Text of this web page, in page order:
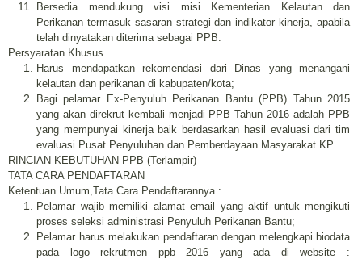
Bersedia mendukung visi misi Kementerian Kelautan dan
Perikanan termasuk sasaran strategi dan indikator kinerja, apabila
telah dinyatakan diterima sebagai PPB.
Persyaratan Khusus
Harus mendapatkan rekomendasi dari Dinas yang menangani
kelautan dan perikanan di kabupaten/kota;
Bagi pelamar Ex-Penyuluh Perikanan Bantu (PPB) Tahun 2015
yang akan direkrut kembali menjadi PPB Tahun 2016 adalah PPB
yang mempunyai kinerja baik berdasarkan hasil evaluasi dari tim
evaluasi Pusat Penyuluhan dan Pemberdayaan Masyarakat KP.
RINCIAN KEBUTUHAN PPB (Terlampir)
TATA CARA PENDAFTARAN
Ketentuan Umum,Tata Cara Pendaftarannya :
Pelamar wajib memiliki alamat email yang aktif untuk mengikuti
proses seleksi administrasi Penyuluh Perikanan Bantu;
Pelamar harus melakukan pendaftaran dengan melengkapi biodata
pada logo rekrutmen ppb 2016 yang ada di website :